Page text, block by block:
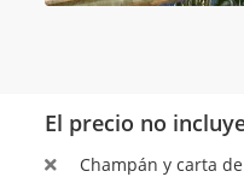
El precio no
Champán y carta